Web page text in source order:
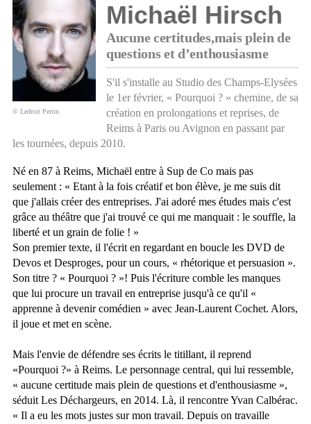
© Ledroit Perrin
Michaël Hirsch
Aucune certitudes,mais plein de
questions et d’enthousiasme
S'il s'installe au Studio des Champs-Elysées
le 1er février, « Pourquoi ? » chemine, de sa
création en prolongations et reprises, de
Reims à Paris ou Avignon en passant par
les tournées, depuis 2010.
Né en 87 à Reims, Michaël entre à Sup de Co mais pas
seulement : « Etant à la fois créatif et bon élève, je me suis dit
que j'allais créer des entreprises. J'ai adoré mes études mais c'est
grâce au théâtre que j'ai trouvé ce qui me manquait : le souffle, la
liberté et un grain de folie ! »
Son premier texte, il l'écrit en regardant en boucle les DVD de
Devos et Desproges, pour un cours, « rhétorique et persuasion ».
Son titre ? « Pourquoi ? »! Puis l'écriture comble les manques
que lui procure un travail en entreprise jusqu'à ce qu'il «
apprenne à devenir comédien » avec Jean-Laurent Cochet. Alors,
il joue et met en scène.
Mais l'envie de défendre ses écrits le titillant, il reprend
«Pourquoi ?» à Reims. Le personnage central, qui lui ressemble,
« aucune certitude mais plein de questions et d'enthousiasme »,
séduit Les Déchargeurs, en 2014. Là, il rencontre Yvan Calbérac.
« Il a eu les mots justes sur mon travail. Depuis on travaille